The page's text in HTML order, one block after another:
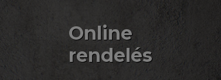
Online
rendelés